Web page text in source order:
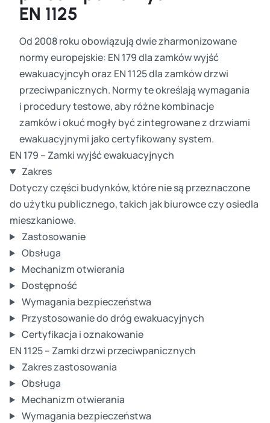
EN 1125
Od 2008 roku obowiązują dwie zharmonizowane
normy europejskie: EN 179 dla zamków wyjść
ewakuacyjncyh oraz EN 1125 dla zamków drzwi
przeciwpanicznych. Normy te określają wymagania
i procedury testowe, aby różne kombinacje
zamków i okuć mogły być zintegrowane z drzwiami
ewakuacyjnymi jako certyfikowany system.
EN 179 – Zamki wyjść ewakuacyjnych
Zakres
Dotyczy części budynków, które nie są przeznaczone
do użytku publicznego, takich jak biurowce czy osiedla
mieszkaniowe.
Zastosowanie
Obsługa
Mechanizm otwierania
Dostępność
Wymagania bezpieczeństwa
Przystosowanie do dróg ewakuacyjnych
Certyfikacja i oznakowanie
EN 1125 – Zamki drzwi przeciwpanicznych
Zakres zastosowania
Obsługa
Mechanizm otwierania
Wymagania bezpieczeństwa